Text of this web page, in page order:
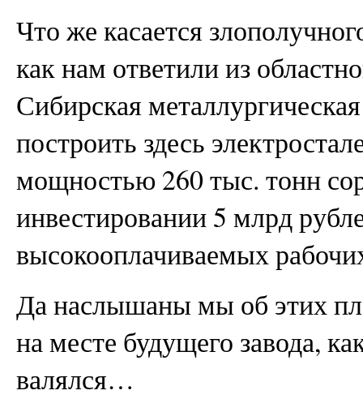
Что же касается
как нам ответили из
Сибирская
построить здесь
мощностью 260 тыс. тонн
инвестировании 5 млрд
высокооплачиваемых
Да наслышаны мы об этих
на месте будущего завода,
валялся…